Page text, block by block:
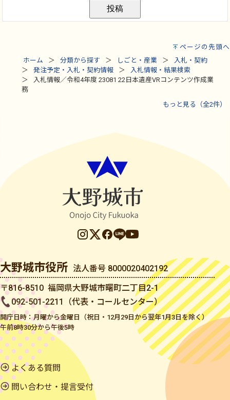
ページの先頭へ
ホーム
分類から探す しごと・産業
入札・契約
発注予定・入札・契約情報
入札情報・結果検索
入札情報／令和4年度 23081 22日本遺産VRコンテンツ作成業
務
もっと見る（全2件）
大野城市役所 法人番号 8000020402192
〒816-8510 福岡県大野城市曙町二丁目2-1
092-501-2211（代表・コールセンター）
開庁日時：月曜から金曜日（祝日・12月29日から翌年1月3日を除く）
午前8時30分から午後5時
よくある質問
問い合わせ・提言受付